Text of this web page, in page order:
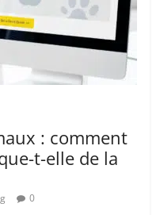
: comment
t-elle de la
0